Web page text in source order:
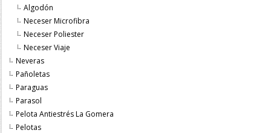
Algodón
Neceser Microfibra
Neceser Poliester
Neceser Viaje
Neveras
Pañoletas
Paraguas
Parasol
Pelota Antiestrés La Gomera
Pelotas